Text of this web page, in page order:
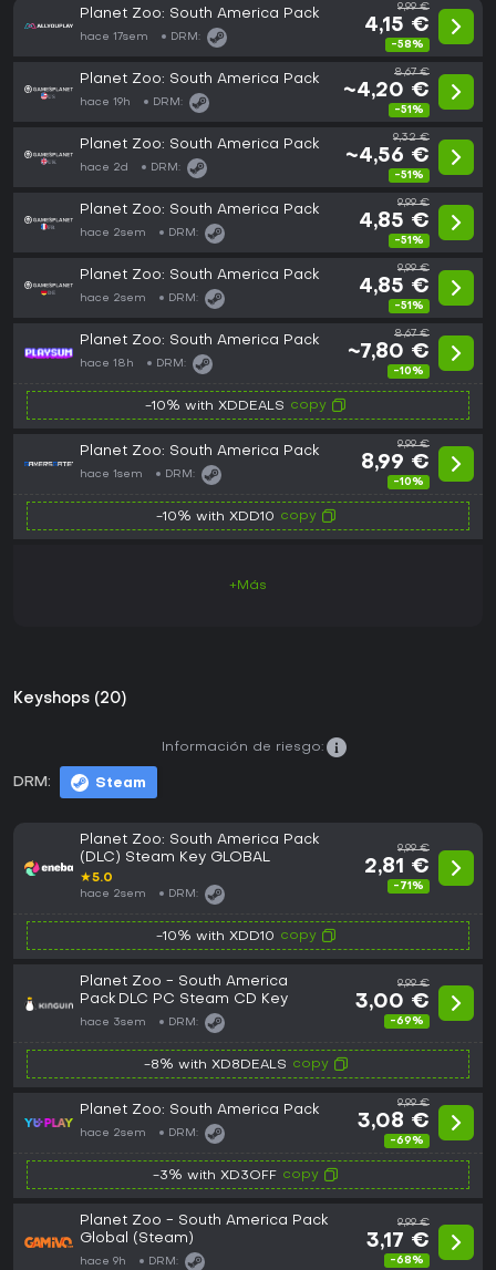
Planet Zoo: South America Pack
hace 17sem DRM:
9,99 €
4,15 €
-58%
Planet Zoo: South America Pack
hace 19h DRM:
8,67 €
~4,20 €
-51%
Planet Zoo: South America Pack
hace 2d DRM:
9,32 €
~4,56 €
-51%
Planet Zoo: South America Pack
hace 2sem DRM:
9,99 €
4,85 €
-51%
Planet Zoo: South America Pack
hace 2sem DRM:
9,99 €
4,85 €
-51%
Planet Zoo: South America Pack
hace 18h DRM:
8,67 €
~7,80 €
-10%
-10% with XDDEALS copy
Planet Zoo: South America Pack
hace 1sem DRM:
9,99 €
8,99 €
-10%
-10% with XDD10 copy
+Más
Keyshops (20)
DRM: Steam
Información de riesgo:
Planet Zoo: South America Pack
(DLC) Steam Key GLOBAL
★5.0
hace 2sem DRM:
9,99 €
2,81 €
-71%
-10% with XDD10 copy
Planet Zoo - South America
Pack DLC PC Steam CD Key
hace 3sem DRM:
9,99 €
3,00 €
-69%
-8% with XD8DEALS copy
Planet Zoo: South America Pack
hace 2sem DRM:
9,99 €
3,08 €
-69%
-3% with XD3OFF copy
Planet Zoo - South America Pack
Global (Steam)
hace 9h DRM:
9,99 €
3,17 €
-68%